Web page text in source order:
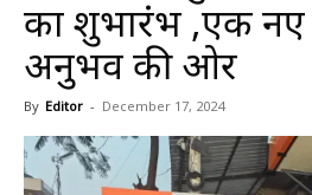
का शुभारंभ ,एक
अनुभव की ओर
By Editor - December 17, 2024